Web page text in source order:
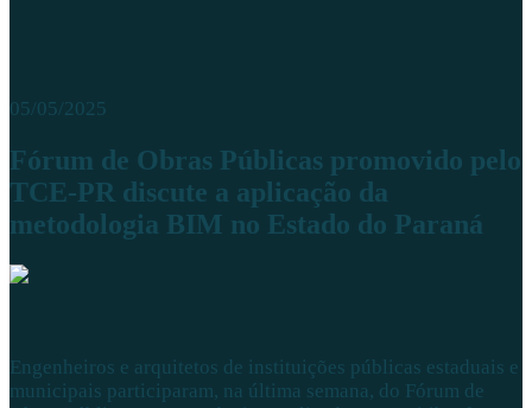
05/05/2025
Fórum de Obras Públicas promovido pelo
TCE-PR discute a aplicação da
metodologia BIM no Estado do Paraná
Engenheiros e arquitetos de instituições públicas estaduais e
municipais participaram, na última semana, do Fórum de